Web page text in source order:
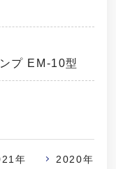
プ EM-10型
年 2020年